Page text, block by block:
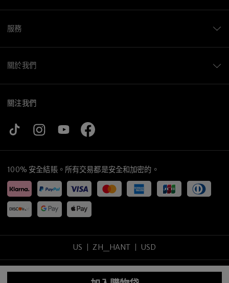
服務
關於我們
關注我們
100% 安全結賬。所有交易都是安全和加密的。
US ZH_HANT USD
Copyright©2026tijneyewear.版權所有.